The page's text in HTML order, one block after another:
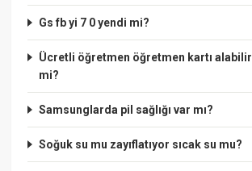
Gs fb yi 7 0 yendi mi?
Ücretli öğretmen öğretmen kartı alabilir
mi?
Samsunglarda pil sağlığı var mı?
Soğuk su mu zayıflatıyor sıcak su mu?